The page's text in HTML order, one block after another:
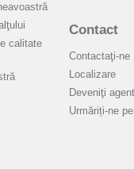
calitate
Contact
Contactaţi-ne
Localizare
Deveniţi
Urmăriți-ne